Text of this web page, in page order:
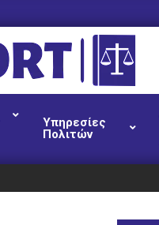
Υπηρεσίες
Πολιτών